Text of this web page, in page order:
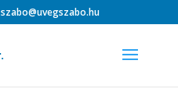
szabo@uvegszabo.hu